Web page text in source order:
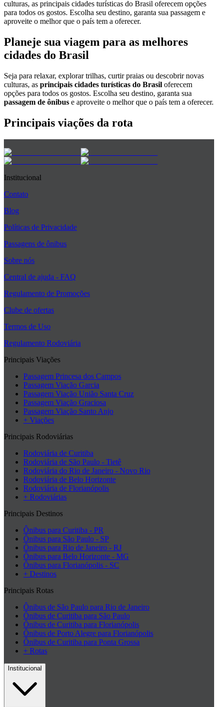
culturas, as principais cidades turísticas do Brasil oferecem opções
para todos os gostos. Escolha seu destino, garanta sua passagem e
aproveite o melhor que o país tem a oferecer.
Planeje sua viagem para as melhores
cidades do Brasil
Seja para relaxar, explorar trilhas, curtir praias ou descobrir novas
culturas, as principais cidades turísticas do Brasil oferecem
opções para todos os gostos. Escolha seu destino, garanta sua
passagem de ônibus e aproveite o melhor que o país tem a oferecer.
Principais viações da rota
Institucional
Contato
Blog
Políticas de Privacidade
Passagens de ônibus
Sobre nós
Central de ajuda - FAQ
Regulamento de Promoções
Clube de ofertas
Termos de Uso
Regulamento Rodoviária
Principais Viações
Passagem Princesa dos Campos
Passagem Viação Garcia
Passagem Viação União Santa Cruz
Passagem Viação Graciosa
Passagem Viação Santo Anjo
+ Viações
Principais Rodoviárias
Rodoviária de Curitiba
Rodoviária de São Paulo - Tietê
Rodoviária do Rio de Janeiro - Novo Rio
Rodoviária de Belo Horizonte
Rodoviária de Florianópolis
+ Rodoviárias
Principais Destinos
Ônibus para Curitiba - PR
Ônibus para São Paulo - SP
Ônibus para Rio de Janeiro - RJ
Ônibus para Belo Horizonte - MG
Ônibus para Florianópolis - SC
+ Destinos
Principais Rotas
Ônibus de São Paulo para Rio de Janeiro
Ônibus de Curitiba para São Paulo
Ônibus de Curitiba para Florianópolis
Ônibus de Porto Alegre para Florianópolis
Ônibus de Curitiba para Ponta Grossa
+ Rotas
Institucional